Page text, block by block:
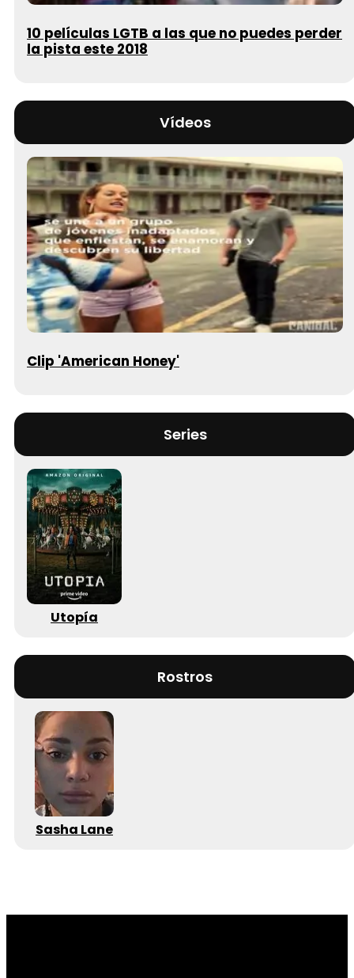
10 películas LGTB a las que no puedes perder
la pista este 2018
Vídeos
Clip 'American Honey'
Series
Utopía
Rostros
Sasha Lane